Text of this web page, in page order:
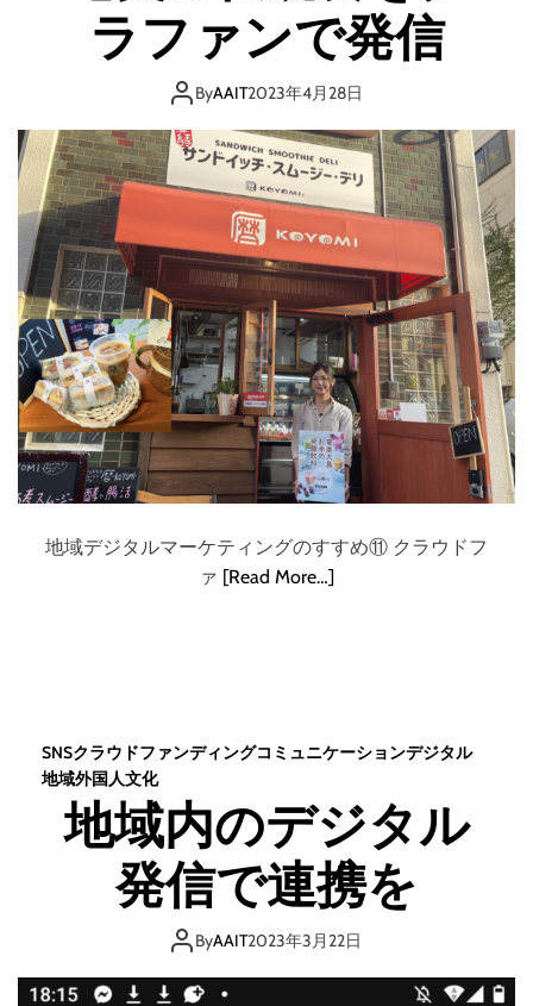
ラファンで発信
ByAAIT2023年4月28日
地域デジタルマーケティングのすすめ⑪ クラウドフ
ァ [Read More…]
SNSクラウドファンディングコミュニケーションデジタル
地域外国人文化
地域内のデジタル
発信で連携を
ByAAIT2023年3月22日